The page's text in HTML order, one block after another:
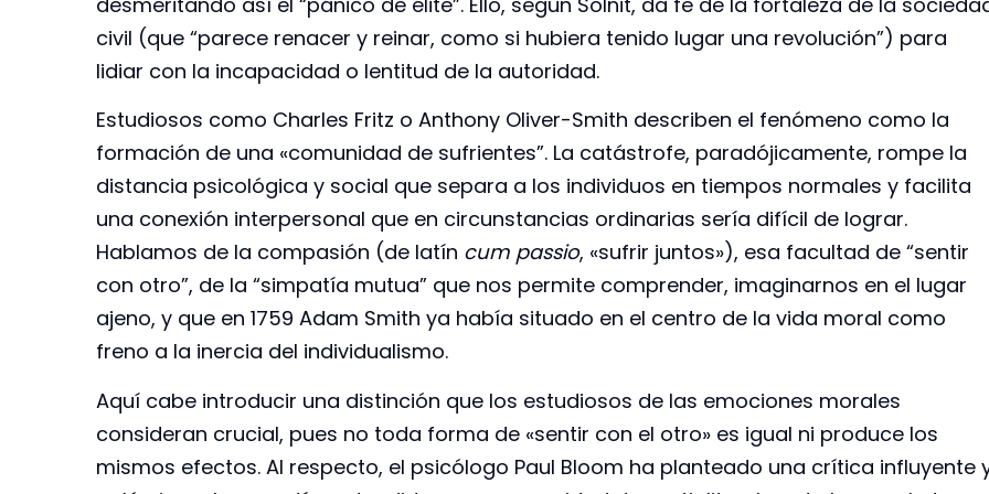
civil (que “parece renacer y reinar, como si hubiera tenido lugar una revolución”) para
lidiar con la incapacidad o lentitud de la autoridad.
Estudiosos como Charles Fritz o Anthony Oliver-Smith describen el fenómeno como la
formación de una «comunidad de sufrientes”. La catástrofe, paradójicamente, rompe la
distancia psicológica y social que separa a los individuos en tiempos normales y facilita
una conexión interpersonal que en circunstancias ordinarias sería difícil de lograr.
Hablamos de la compasión (de latín cum passio, «sufrir juntos»), esa facultad de “sentir
con otro”, de la “simpatía mutua” que nos permite comprender, imaginarnos en el lugar
ajeno, y que en 1759 Adam Smith ya había situado en el centro de la vida moral como
freno a la inercia del individualismo.
Aquí cabe introducir una distinción que los estudiosos de las emociones morales
consideran crucial, pues no toda forma de «sentir con el otro» es igual ni produce los
mismos efectos. Al respecto, el psicólogo Paul Bloom ha planteado una crítica influyente